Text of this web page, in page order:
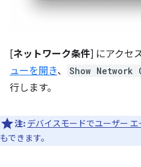
[ネットワーク条件] にアクセ
ューを開き、 Show Network
行します。
注: デバイスモードでユーザー
もできます。